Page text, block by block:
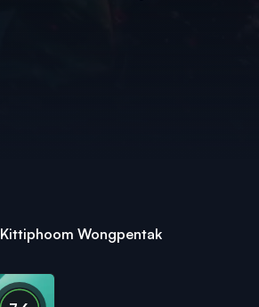
Kittiphoom Wongpentak